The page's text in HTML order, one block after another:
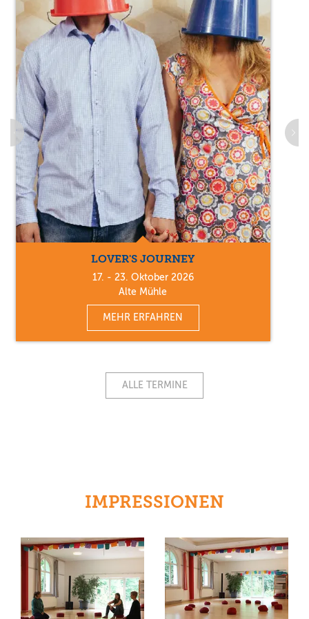
LOVER'S JOURNEY
17. - 23. Oktober 2026
Alte Mühle
MEHR ERFAHREN
ALLE TERMINE
IMPRESSIONEN